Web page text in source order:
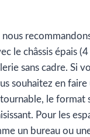
nous
le châssis épais
sans cadre. Si
souhaitez en faire
le format
Pour les
un bureau ou